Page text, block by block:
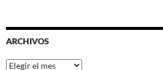
ARCHIVOS
Archivos